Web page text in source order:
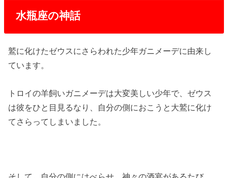
水瓶座の神話
鷲に化けたゼウスにさらわれた少年ガニメーデに由来し
ています。
トロイの羊飼いガニメーデは大変美しい少年で、ゼウス
は彼をひと目見るなり、自分の側におこうと大鷲に化け
てさらってしまいました。